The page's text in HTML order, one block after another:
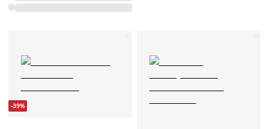
-39%